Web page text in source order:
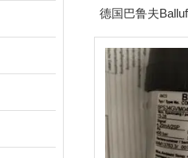
德国巴鲁夫